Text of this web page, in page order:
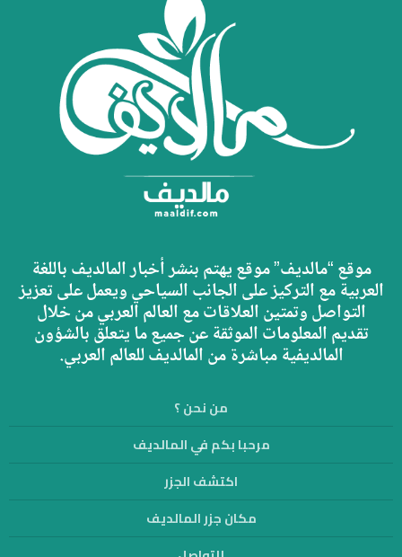
موقع “مالديف” موقع يهتم بنشر أخبار المالديف باللغة
العربية مع التركيز على الجانب السياحي ويعمل على تعزيز
التواصل وتمتين العلاقات مع العالم العربي من خلال
تقديم المعلومات الموثقة عن جميع ما يتعلق بالشؤون
المالديفية مباشرة من المالديف للعالم العربي.
من نحن ؟
مرحبا بكم في المالديف
اكتشف الجزر
مكان جزر المالديف